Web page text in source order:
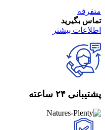
متفرقه
تماس بگیرید
اطلاعات بیشتر
پشتیبانی ۲۴ ساعته